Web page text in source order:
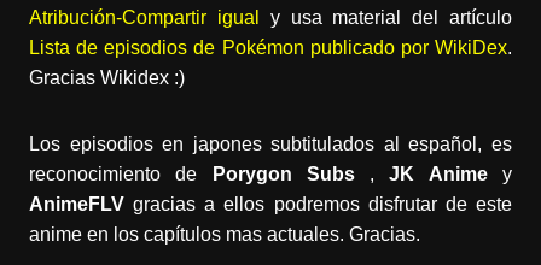
Atribución-Compartir igual
y usa material del artículo
Lista de episodios de Pokémon publicado por WikiDex.
Gracias Wikidex :)
Los episodios en japones subtitulados al español, es
reconocimiento de
Porygon Subs,JK Animey
AnimeFLVgracias a ellos podremos disfrutar de este
anime en los capítulos mas actuales. Gracias.